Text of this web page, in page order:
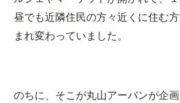
昼でも近隣住民の方々近くに住む
まれ変わっていました。
のちに、そこが丸山アーバンが企